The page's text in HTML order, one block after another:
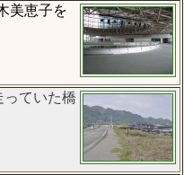
美恵子を
ていた橋